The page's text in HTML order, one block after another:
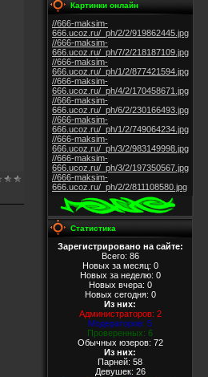
Картинки онлайн
//666-maksim-
666.ucoz.ru/_ph/2/2/919862445.jpg
//666-maksim-
666.ucoz.ru/_ph/7/2/218187109.jpg
//666-maksim-
666.ucoz.ru/_ph/1/2/877421594.jpg
//666-maksim-
666.ucoz.ru/_ph/4/2/170458671.jpg
//666-maksim-
666.ucoz.ru/_ph/6/2/230166493.jpg
//666-maksim-
666.ucoz.ru/_ph/1/2/749064234.jpg
//666-maksim-
666.ucoz.ru/_ph/3/2/983149998.jpg
//666-maksim-
666.ucoz.ru/_ph/3/2/197350567.jpg
//666-maksim-
666.ucoz.ru/_ph/2/2/811108580.jpg
Статистика
Зарегистрировано на сайте:
Всего: 86
Новых за месяц: 0
Новых за неделю: 0
Новых вчера: 0
Новых сегодня: 0
Из них:
Администраторов: 2
Модераторов: 5
Проверенных: 6
Обычных юзеров: 72
Из них:
Парней: 58
Девушек: 26